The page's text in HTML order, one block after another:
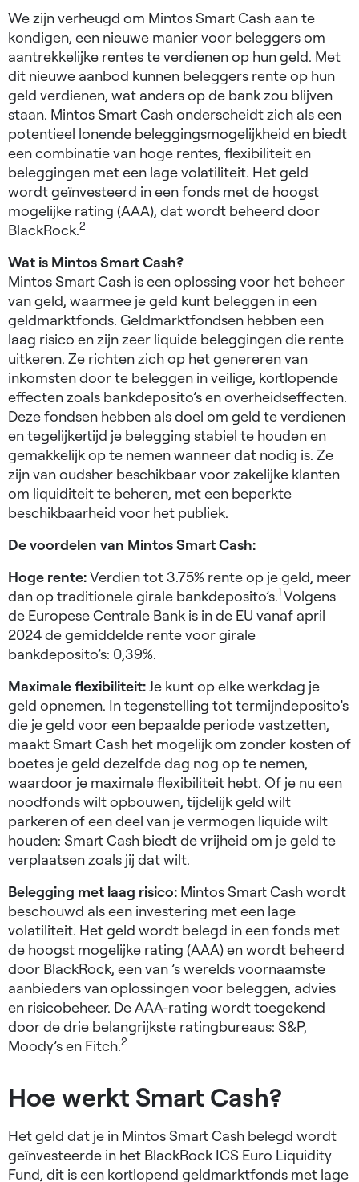
We zijn verheugd om Mintos Smart Cash aan te
kondigen, een nieuwe manier voor beleggers om
aantrekkelijke rentes te verdienen op hun geld. Met
dit nieuwe aanbod kunnen beleggers rente op hun
geld verdienen, wat anders op de bank zou blijven
staan. Mintos Smart Cash onderscheidt zich als een
potentieel lonende beleggingsmogelijkheid en biedt
een combinatie van hoge rentes, flexibiliteit en
beleggingen met een lage volatiliteit. Het geld
wordt geïnvesteerd in een fonds met de hoogst
mogelijke rating (AAA), dat wordt beheerd door
BlackRock.2
Wat is Mintos Smart Cash?
Mintos Smart Cash is een oplossing voor het beheer
van geld, waarmee je geld kunt beleggen in een
geldmarktfonds. Geldmarktfondsen hebben een
laag risico en zijn zeer liquide beleggingen die rente
uitkeren. Ze richten zich op het genereren van
inkomsten door te beleggen in veilige, kortlopende
effecten zoals bankdeposito’s en overheidseffecten.
Deze fondsen hebben als doel om geld te verdienen
en tegelijkertijd je belegging stabiel te houden en
gemakkelijk op te nemen wanneer dat nodig is. Ze
zijn van oudsher beschikbaar voor zakelijke klanten
om liquiditeit te beheren, met een beperkte
beschikbaarheid voor het publiek.
De voordelen van Mintos Smart Cash:
Hoge rente:Verdien tot 3.75% rente op je geld, meer
dan op traditionele girale bankdeposito’s.1Volgens
de Europese Centrale Bank is in de EU vanaf april
2024 de gemiddelde rente voor girale
bankdeposito’s: 0,39%.
Maximale flexibiliteit:Je kunt op elke werkdag je
geld opnemen. In tegenstelling tot termijndeposito’s
die je geld voor een bepaalde periode vastzetten,
maakt Smart Cash het mogelijk om zonder kosten of
boetes je geld dezelfde dag nog op te nemen,
waardoor je maximale flexibiliteit hebt. Of je nu een
noodfonds wilt opbouwen, tijdelijk geld wilt
parkeren of een deel van je vermogen liquide wilt
houden: Smart Cash biedt de vrijheid om je geld te
verplaatsen zoals jij dat wilt.
Belegging met laag risico: Mintos Smart Cash wordt
beschouwd als een investering met een lage
volatiliteit. Het geld wordt belegd in een fonds met
de hoogst mogelijke rating (AAA) en wordt beheerd
door BlackRock, een van ’s werelds voornaamste
aanbieders van oplossingen voor beleggen, advies
en risicobeheer. De AAA-rating wordt toegekend
door de drie belangrijkste ratingbureaus: S&P,
Moody’s en Fitch.2
Hoe werkt Smart Cash?
Het geld dat je in Mintos Smart Cash belegd wordt
geïnvesteerde in het BlackRock ICS Euro Liquidity
Fund, dit is een kortlopend geldmarktfonds met lage